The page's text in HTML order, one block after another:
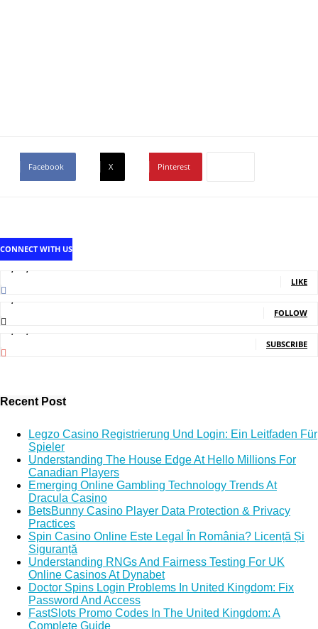
Facebook X Pinterest
CONNECT WITH US
LIKE
FOLLOW
SUBSCRIBE
Recent Post
Legzo Casino Registrierung Und Login: Ein Leitfaden Für
Spieler
Understanding The House Edge At Hello Millions For
Canadian Players
Emerging Online Gambling Technology Trends At
Dracula Casino
BetsBunny Casino Player Data Protection & Privacy
Practices
Spin Casino Online Este Legal În România? Licență Și
Siguranță
Understanding RNGs And Fairness Testing For UK
Online Casinos At Dynabet
Doctor Spins Login Problems In United Kingdom: Fix
Password And Access
FastSlots Promo Codes In The United Kingdom: A
Complete Guide